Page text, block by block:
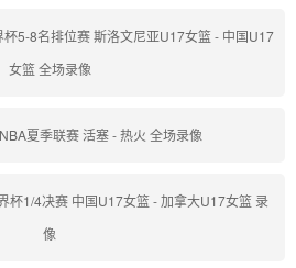
5-8名排位赛 斯洛文尼亚U17女篮 - 中国U17
女篮 全场录像
夏季联赛 活塞 - 热火 全场录像
杯1/4决赛 中国U17女篮 - 加拿大U17女篮 录
像